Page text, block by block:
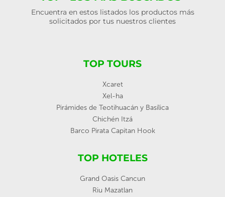
Encuentra en estos listados los productos más
solicitados por tus nuestros clientes
TOP TOURS
Xcaret
Xel-ha
Pirámides de Teotihuacán y Basílica
Chichén Itzá
Barco Pirata Capitan Hook
TOP HOTELES
Grand Oasis Cancun
Riu Mazatlan